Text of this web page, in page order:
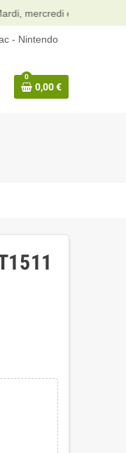
et vendredi 10h00–13h30
- Nintendo
0
0,00 €